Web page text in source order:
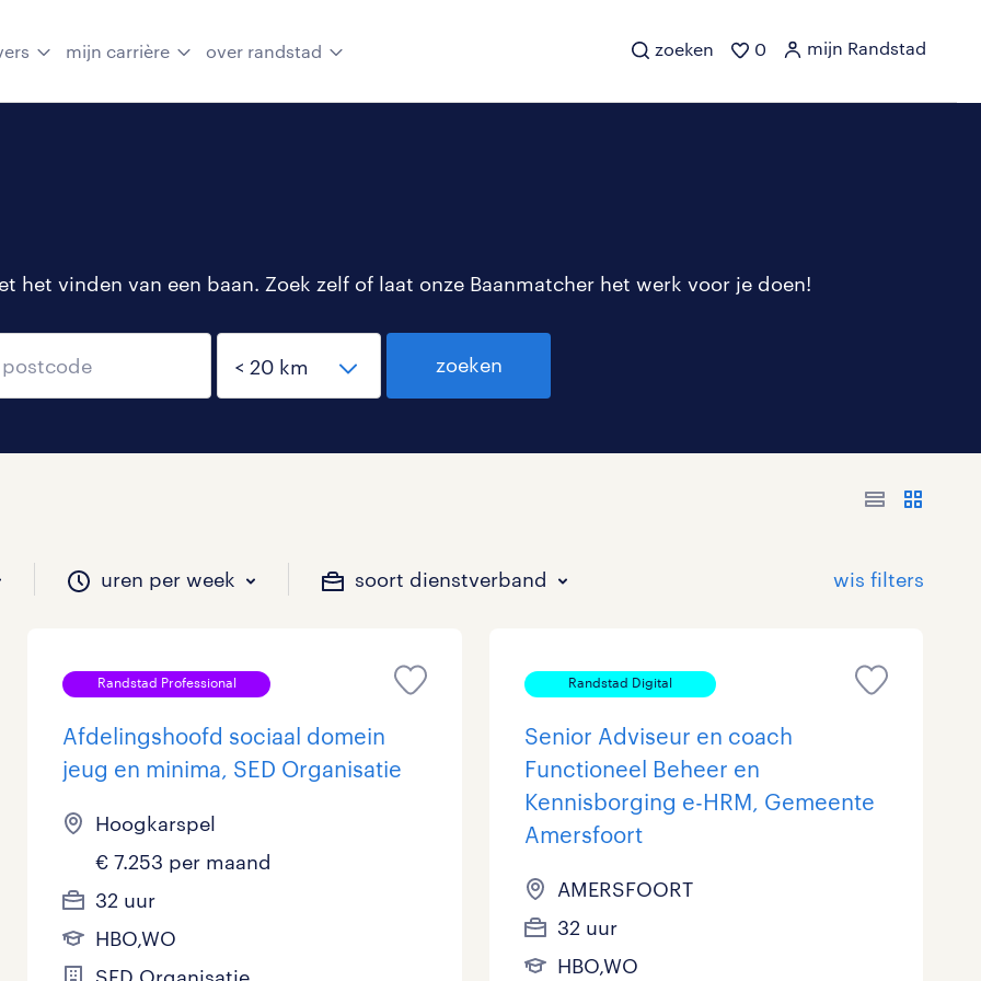
mijn carrière over randstad zoeken 0 mijn Randstad
het vinden van een baan. Zoek zelf of laat onze Baanmatcher het werk voor je doen!
zoeken
uren per week soort dienstverband
je werken?
Bouw 12
Chauffeurs 530
Financieel
Juridisch 43
HAVO/VWO 36
LBO, MAVO, VMBO 0
Master 0
je werken?
17 - 24 uur 660
33 - 36 uur 306
zou jij willen?
Tijdelijk met uitzicht op vast 2.007
Randstad Professional
Afdelingshoofd sociaal domein
jeug en minima, SED Organisatie
Hoogkarspel
€ 7.253 per maand
32 uur
HBO,WO
Randstad Digital
Senior Adviseur en coach
Functioneel Beheer en
Kennisborging e-HRM, Gemeente
Amersfoort
AMERSFOORT
32 uur
HBO,WO